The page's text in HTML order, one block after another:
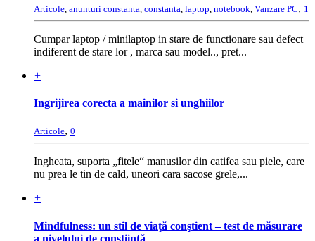
Articole anunturi constanta constanta laptop notebook Vanzare PC, 1
Cumpar laptop / minilaptop in stare de functionare sau defect
indiferent de stare lor , marca sau model.., pret...
+
Ingrijirea corecta a mainilor si unghiilor
Articole, 0
Ingheata, suporta „fitele“ manusilor din catifea sau piele, care
nu prea le tin de cald, uneori cara sacose grele,...
+
Mindfulness: un stil de viaţă conştient – test de măsurare
a nivelului de conștiință